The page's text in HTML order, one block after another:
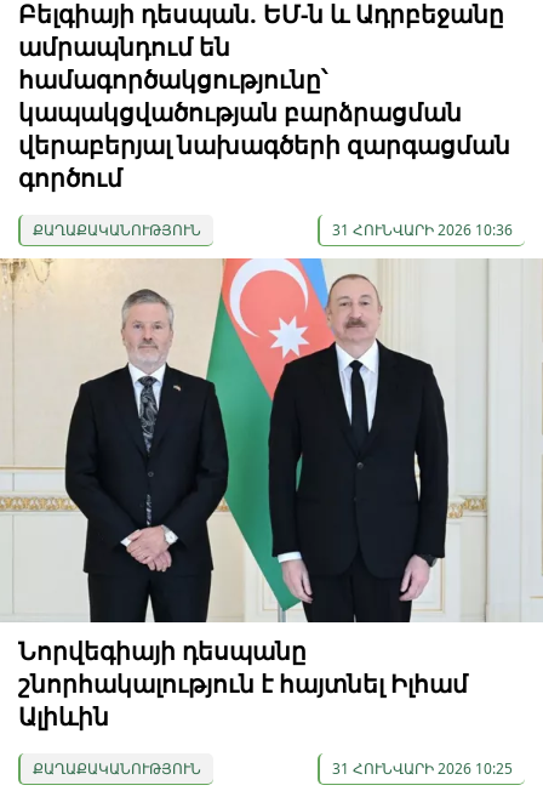
Բելգիայի դեսպան. ԵՄ-ն և Ադրբեջանը
ամրապնդում են
համագործակցությունը՝
կապակցվածության բարձրացման
վերաբերյալ նախագծերի զարգացման
գործում
ՔԱՂԱՔԱԿԱՆՈՒԹՅՈՒՆ 31 ՀՈՒՆՎԱՐԻ 2026 10:36
Նորվեգիայի դեսպանը
շնորհակալություն է հայտնել Իլհամ
Ալիևին
ՔԱՂԱՔԱԿԱՆՈՒԹՅՈՒՆ 31 ՀՈՒՆՎԱՐԻ 2026 10:25